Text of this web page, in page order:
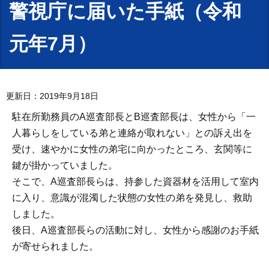
警視庁に届いた手紙（令和
元年7月）
更新日：2019年9月18日
駐在所勤務員のA巡査部長とB巡査部長は、女性から「一
人暮らしをしている弟と連絡が取れない」との訴え出を
受け、速やかに女性の弟宅に向かったところ、玄関等に
鍵が掛かっていました。
そこで、A巡査部長らは、持参した資器材を活用して室内
に入り、意識が混濁した状態の女性の弟を発見し、救助
しました。
後日、A巡査部長らの活動に対し、女性から感謝のお手紙
が寄せられました。